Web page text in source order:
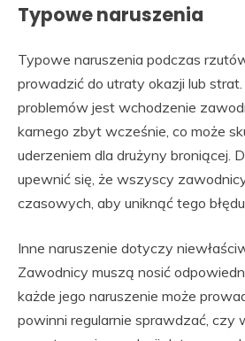
Typowe naruszenia
Typowe naruszenia podczas
prowadzić do utraty okazji lub
problemów jest wchodzenie
karnego zbyt wcześnie, co może
uderzeniem dla drużyny broniącej.
upewnić się, że wszyscy
czasowych, aby uniknąć tego
Inne naruszenie dotyczy
Zawodnicy muszą nosić
każde jego naruszenie może
powinni regularnie sprawdzać, czy